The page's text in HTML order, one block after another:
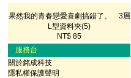
果然我的青春戀愛喜劇搞錯了。 3層
L型資料夾(5)
NT$ 85
服務台
關於銘成科技
隱私權保護聲明